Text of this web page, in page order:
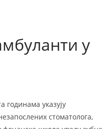
у
годинама указују
стоматолога,